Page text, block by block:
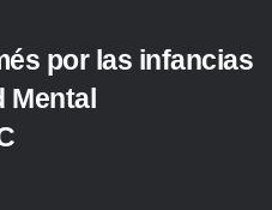
por las infancias
Mental